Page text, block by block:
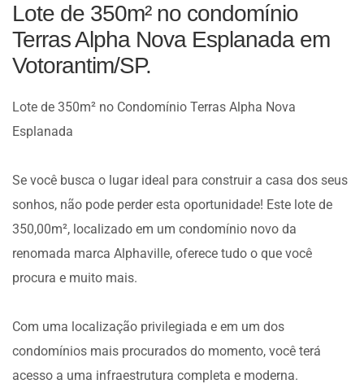
Lote de 350m² no condomínio
Terras Alpha Nova Esplanada em
Votorantim/SP.
Lote de 350m² no Condomínio Terras Alpha Nova
Esplanada
Se você busca o lugar ideal para construir a casa dos seus
sonhos, não pode perder esta oportunidade! Este lote de
350,00m², localizado em um condomínio novo da
renomada marca Alphaville, oferece tudo o que você
procura e muito mais.
Com uma localização privilegiada e em um dos
condomínios mais procurados do momento, você terá
acesso a uma infraestrutura completa e moderna.